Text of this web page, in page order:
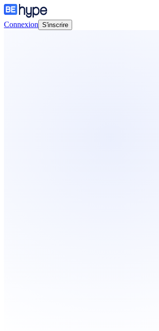
Connexion S'inscrire